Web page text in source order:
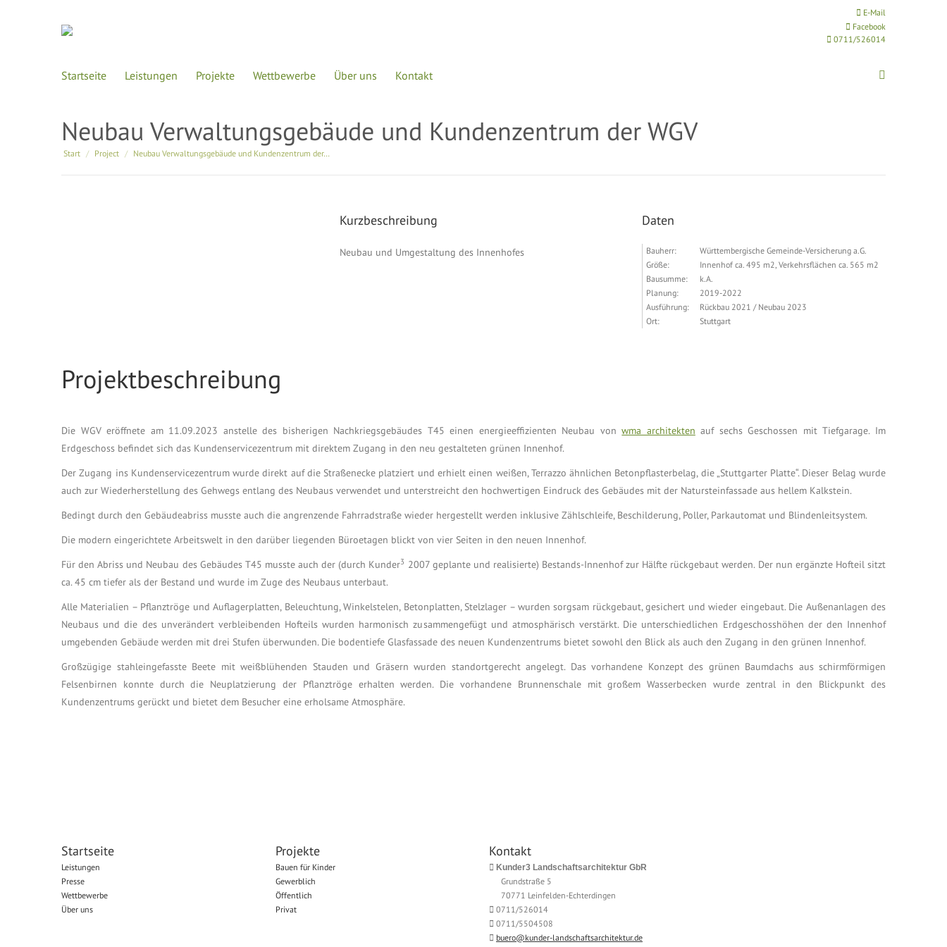
E-Mail
Facebook
0711/526014
Startseite Leistungen Projekte Wettbewerbe Über uns Kontakt Search:
Neubau Verwaltungsgebäude und Kundenzentrum der WGV
Sie befinden sich hier:
Start Project Neubau Verwaltungsgebäude und Kundenzentrum der…
Kurzbeschreibung
Neubau und Umgestaltung des Innenhofes
Daten
Bauherr:
Württembergische Gemeinde-Versicherung a.G.
Größe:
Innenhof ca. 495 m2, Verkehrsflächen ca. 565 m2
Bausumme:
k.A.
Planung:
2019-2022
Ausführung:
Rückbau 2021 / Neubau 2023
Ort:
Stuttgart
Projektbeschreibung
Die WGV eröffnete am 11.09.2023 anstelle des bisherigen Nachkriegsgebäudes T45 einen energieeffizienten Neubau vonwma architekten auf sechs Geschossen mit Tiefgarage. Im
Erdgeschoss befindet sich das Kundenservicezentrum mit direktem Zugang in den neu gestalteten grünen Innenhof.
Der Zugang ins Kundenservicezentrum wurde direkt auf die Straßenecke platziert und erhielt einen weißen, Terrazzo ähnlichen Betonpflasterbelag, die „Stuttgarter Platte“. Dieser Belag wurde
auch zur Wiederherstellung des Gehwegs entlang des Neubaus verwendet und unterstreicht den hochwertigen Eindruck des Gebäudes mit der Natursteinfassade aus hellem Kalkstein.
Bedingt durch den Gebäudeabriss musste auch die angrenzende Fahrradstraße wieder hergestellt werden inklusive Zählschleife, Beschilderung, Poller, Parkautomat und Blindenleitsystem.
Die modern eingerichtete Arbeitswelt in den darüber liegenden Büroetagen blickt von vier Seiten in den neuen Innenhof.
Für den Abriss und Neubau des Gebäudes T45 musste auch der (durch Kunder3 2007 geplante und realisierte) Bestands-Innenhof zur Hälfte rückgebaut werden. Der nun ergänzte Hofteil sitzt
ca. 45 cm tiefer als der Bestand und wurde im Zuge des Neubaus unterbaut.
Alle Materialien – Pflanztröge und Auflagerplatten, Beleuchtung, Winkelstelen, Betonplatten, Stelzlager – wurden sorgsam rückgebaut, gesichert und wieder eingebaut. Die Außenanlagen des
Neubaus und die des unverändert verbleibenden Hofteils wurden harmonisch zusammengefügt und atmosphärisch verstärkt. Die unterschiedlichen Erdgeschosshöhen der den Innenhof
umgebenden Gebäude werden mit drei Stufen überwunden. Die bodentiefe Glasfassade des neuen Kundenzentrums bietet sowohl den Blick als auch den Zugang in den grünen Innenhof.
Großzügige stahleingefasste Beete mit weißblühenden Stauden und Gräsern wurden standortgerecht angelegt. Das vorhandene Konzept des grünen Baumdachs aus schirmförmigen
Felsenbirnen konnte durch die Neuplatzierung der Pflanztröge erhalten werden. Die vorhandene Brunnenschale mit großem Wasserbecken wurde zentral in den Blickpunkt des
Kundenzentrums gerückt und bietet dem Besucher eine erholsame Atmosphäre.
Startseite
Leistungen
Presse
Wettbewerbe
Über uns
Projekte
Bauen für Kinder
Gewerblich
Öffentlich
Privat
Kontakt
Kunder3 Landschaftsarchitektur GbR
Grundstraße 5
70771 Leinfelden-Echterdingen
0711/526014
0711/5504508
buero@kunder-landschaftsarchitektur.de